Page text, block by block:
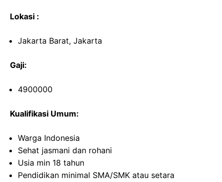
Lokasi :
Jakarta Barat, Jakarta
Gaji:
4900000
Kualifikasi Umum:
Warga Indonesia
Sehat jasmani dan rohani
Usia min 18 tahun
Pendidikan minimal SMA/SMK atau setara